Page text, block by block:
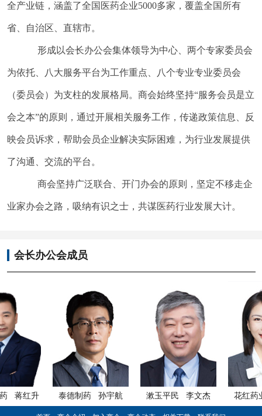
全产业链，涵盖了全国医药企业5000多家，覆盖全国所有
省、自治区、直辖市。
形成以会长办公会集体领导为中心、两个专家委员会
为依托、八大服务平台为工作重点、八个专业专业委员会
（委员会）为支柱的发展格局。商会始终坚持“服务会员是立
会之本”的原则，通过开展相关服务工作，传递政策信息、反
映会员诉求，帮助会员企业解决实际困难，为行业发展提供
了沟通、交流的平台。
商会坚持广泛联合、开门办会的原则，坚定不移走企
业家办会之路，吸纳有识之士，共谋医药行业发展大计。
会长办公会成员
泰德制药 孙宇航 漱玉平民 李文杰 花红药业 李莹人